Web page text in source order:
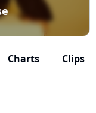
Charts Clips